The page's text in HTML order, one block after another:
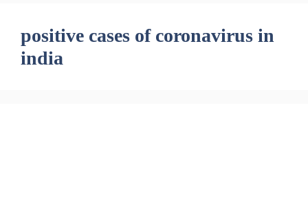
positive cases of coronavirus in
india